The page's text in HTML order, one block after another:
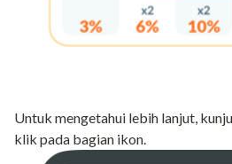
Untuk mengetahui lebih lanjut,
klik pada bagian ikon.